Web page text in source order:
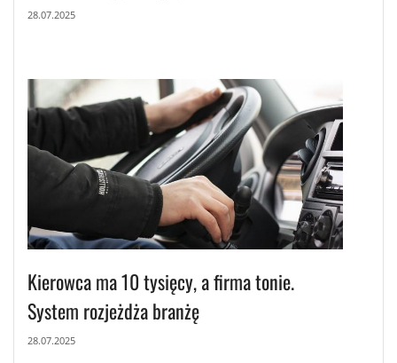
28.07.2025
Kierowca ma 10 tysięcy, a firma tonie.
System rozjeżdża branżę
28.07.2025